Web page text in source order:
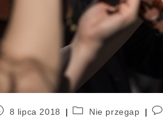
8 lipca 2018 Nie przegap